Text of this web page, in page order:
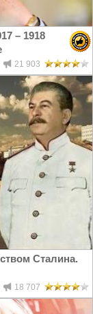
– 1918
21 903
Сталина.
18 707